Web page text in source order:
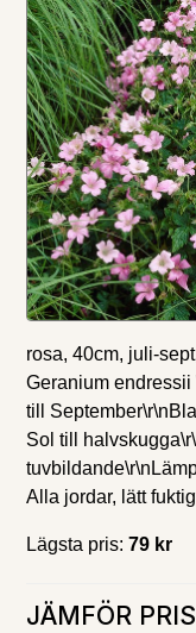
rosa, 40cm, juli-
Geranium
till
Sol till
Alla jordar, lätt
Lägsta pris: 79 kr
JÄMFÖR